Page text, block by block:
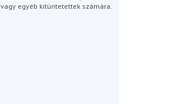
vagy egyéb kitüntetettek számára.